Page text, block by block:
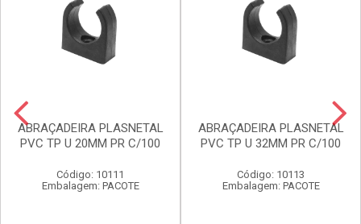
ABRAÇADEIRA PLASNETAL
PVC TP U 20MM PR C/100
Código: 10111
Embalagem: PACOTE
ABRAÇADEIRA PLASNETAL
PVC TP U 32MM PR C/100
Código: 10113
Embalagem: PACOTE